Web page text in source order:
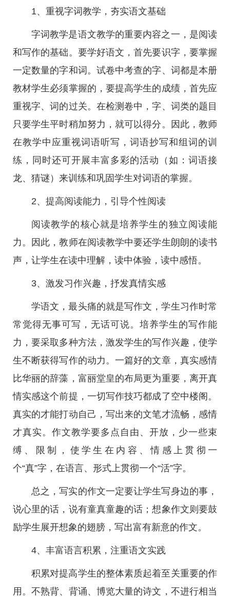
1、重视字词教学，夯实语文基础
字词教学是语文教学的重要内容之一，是阅读
和写作的基础。要学好语文，首先要识字，要掌握
一定数量的字和词。试卷中考查的字、词都是本册
教材学生必须掌握的，要提高学生的成绩，首先应
重视字、词的过关。在检测卷中，字、词类的题目
只要学生平时稍加努力，就可以得分。因此，教师
在教学中应重视词语听写，词语抄写和组词的训
练，同时还可开展丰富多彩的活动（如：词语接
龙、猜谜）来训练和巩固学生对词语的掌握。
2、提高阅读能力，引导个性阅读
阅读教学的核心就是培养学生的独立阅读能
力。因此，教师在阅读教学中要还学生朗朗的读书
声，让学生在读中理解，读中体验，读中感悟。
3、激发习作兴趣，抒发真情实感
学语文，最头痛的就是写作文，学生习作时常
常觉得无事可写，无话可说。培养学生的写作能
力，要采取多种方法，激发学生的写作兴趣，使学
生不断获得写作的动力。一篇好的文章，真实感情
比华丽的辞藻，富丽堂皇的布局更为重要，离开真
情实感这个前提，一切写作技巧都成了空中楼阁。
真实的才能打动自己，写出来的文笔才流畅，感情
才真实。作文教学要多点自由、开放，少一些束
缚、限制，使学生在内容、情感上贯彻一
个“真”字，在语言、形式上贯彻一个“活”字。
总之，写实的作文一定要让学生写身边的事，
说心里的话，说有童真童趣的话；想象作文则要鼓
励学生展开想象的翅膀，写出富有新意的作文。
4、丰富语言积累，注重语文实践
积累对提高学生的整体素质起着至关重要的作
用。不熟背、背诵、博览大量的诗文，不进行相当